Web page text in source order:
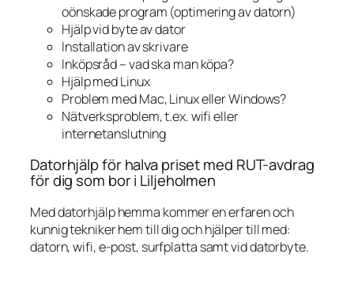
oönskade program (optimering av datorn)
Hjälp vid byte av dator
Installation av skrivare
Inköpsråd – vad ska man köpa?
Hjälp med Linux
Problem med Mac, Linux eller Windows?
Nätverksproblem, t.ex. wifi eller
internetanslutning
Datorhjälp för halva priset med RUT-avdrag
för dig som bor i Liljeholmen
Med datorhjälp hemma kommer en erfaren och
kunnig tekniker hem till dig och hjälper till med:
datorn, wifi, e-post, surfplatta samt vid datorbyte.